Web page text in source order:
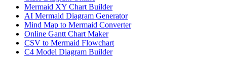
Mermaid XY Chart Builder
AI Mermaid Diagram Generator
Mind Map to Mermaid Converter
Online Gantt Chart Maker
CSV to Mermaid Flowchart
C4 Model Diagram Builder